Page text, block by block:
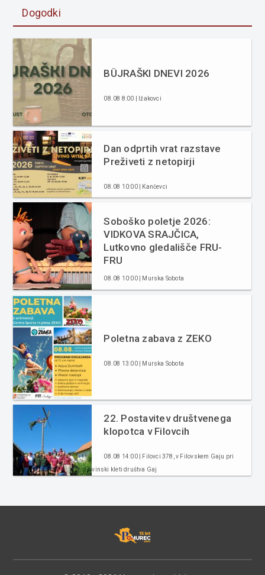
Dogodki
BÜJRAŠKI DNEVI 2026
08.08 8:00 | Ižakovci
Dan odprtih vrat razstave
Preživeti z netopirji
08.08 10:00 | Kančevci
Soboško poletje 2026:
VIDKOVA SRAJČICA,
Lutkovno gledališče FRU-
FRU
08.08 10:00 | Murska Sobota
Poletna zabava z ZEKO
08.08 13:00 | Murska Sobota
22. Postavitev društvenega
klopotca v Filovcih
08.08 14:00 | Filovci 378, v Filovskem Gaju pri
vinski kleti društva Gaj